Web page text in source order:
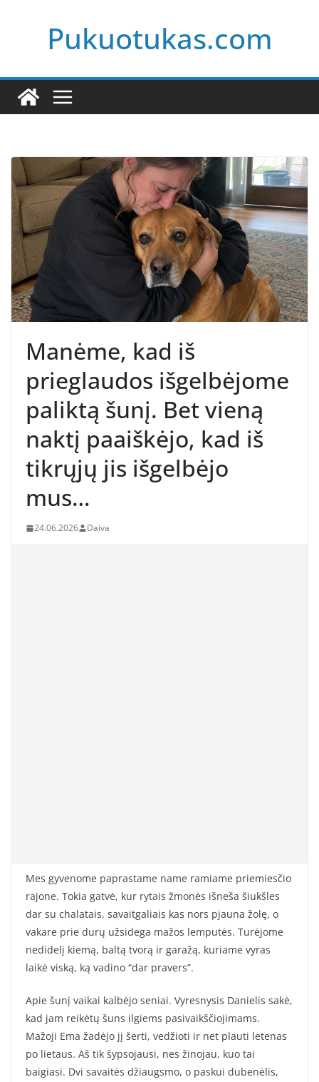
Pukuotukas.com
Manėme, kad iš
prieglaudos išgelbėjome
paliktą šunį. Bet vieną
naktį paaiškėjo, kad iš
tikrųjų jis išgelbėjo
mus…
24.06.2026 Daiva
Mes gyvenome paprastame name ramiame priemiesčio
rajone. Tokia gatvė, kur rytais žmonės išneša šiukšles
dar su chalatais, savaitgaliais kas nors pjauna žolę, o
vakare prie durų užsidega mažos lemputės. Turėjome
nedidelį kiemą, baltą tvorą ir garažą, kuriame vyras
laikė viską, ką vadino “dar pravers”.
Apie šunį vaikai kalbėjo seniai. Vyresnysis Danielis sakė,
kad jam reikėtų šuns ilgiems pasivaikščiojimams.
Mažoji Ema žadėjo jį šerti, vedžioti ir net plauti letenas
po lietaus. Aš tik šypsojausi, nes žinojau, kuo tai
baigiasi. Dvi savaitės džiaugsmo, o paskui dubenėlis,